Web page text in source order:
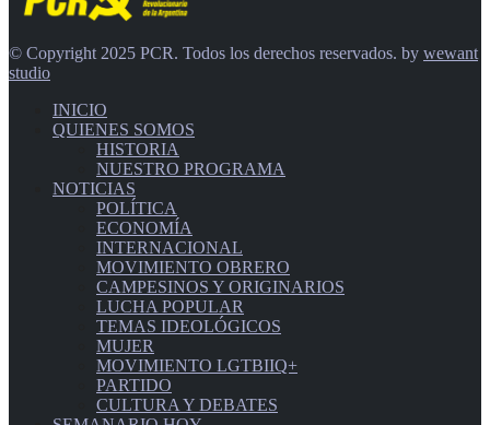
© Copyright 2025 PCR. Todos los derechos reservados. by wewant
studio
INICIO
QUIENES SOMOS
HISTORIA
NUESTRO PROGRAMA
NOTICIAS
POLÍTICA
ECONOMÍA
INTERNACIONAL
MOVIMIENTO OBRERO
CAMPESINOS Y ORIGINARIOS
LUCHA POPULAR
TEMAS IDEOLÓGICOS
MUJER
MOVIMIENTO LGTBIIQ+
PARTIDO
CULTURA Y DEBATES